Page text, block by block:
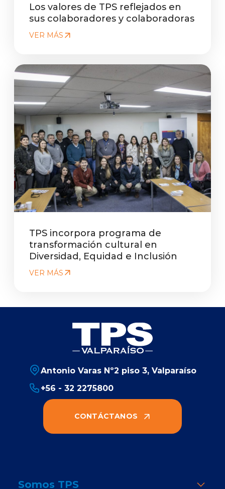
Los valores de TPS reflejados en
sus colaboradores y colaboradoras
VER MÁS
TPS incorpora programa de
transformación cultural en
Diversidad, Equidad e Inclusión
VER MÁS
Antonio Varas Nº2 piso 3, Valparaíso
+56 - 32 2275800
CONTÁCTANOS
Somos TPS